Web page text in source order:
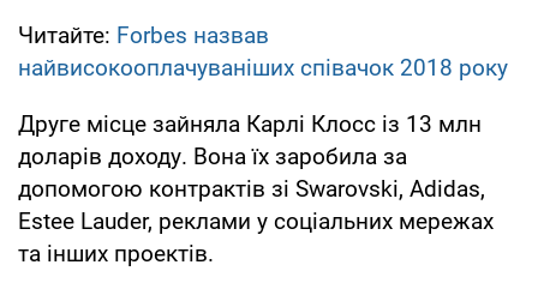
Читайте: Forbes назвав
найвисокооплачуваніших співачок 2018 року
Друге місце зайняла Карлі Клосс із 13 млн
доларів доходу. Вона їх заробила за
допомогою контрактів зі Swarovski, Adidas,
Estee Lauder, реклами у соціальних мережах
та інших проектів.